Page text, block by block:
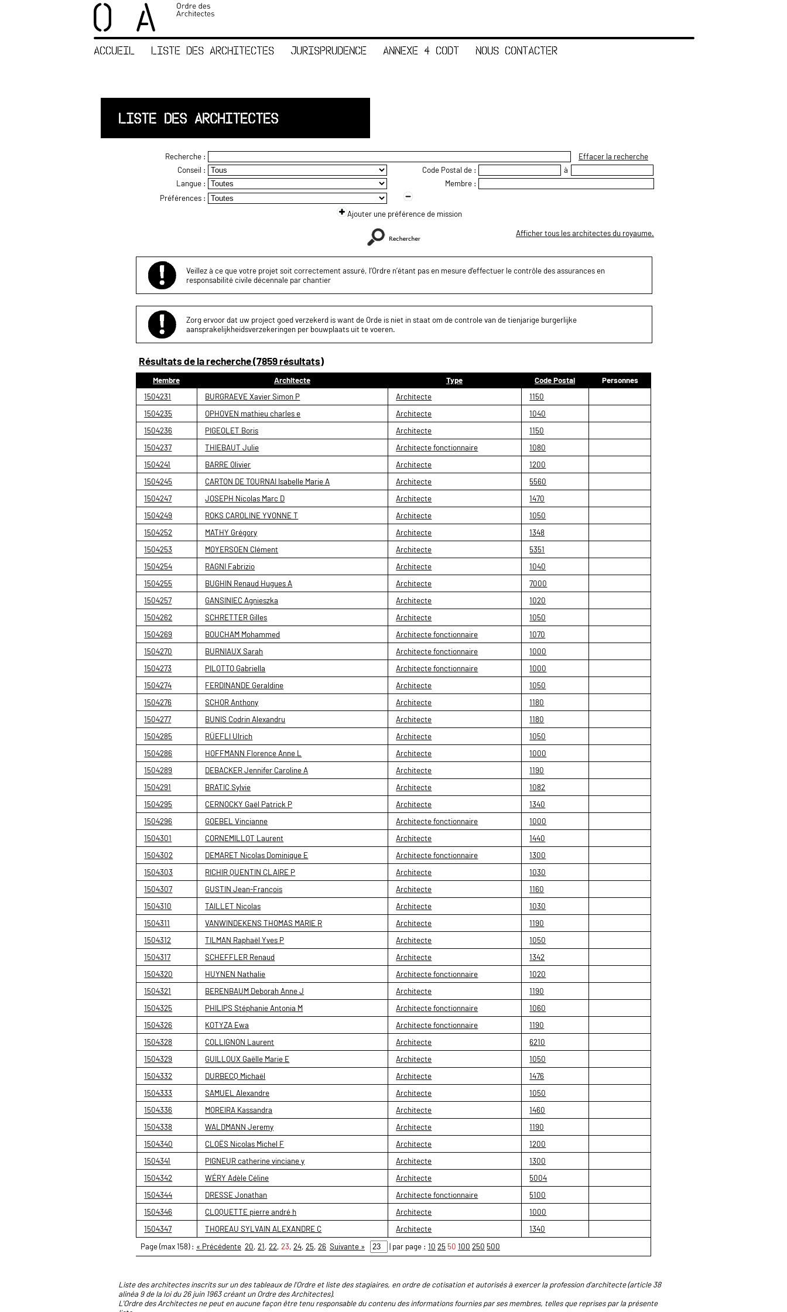
ACCUEIL LISTE DES ARCHITECTES JURISPRUDENCE ANNEXE 4 CODT NOUS CONTACTER
LISTE DES ARCHITECTES
Recherche :
Effacer la recherche
Conseil :
Code Postal de :
à
Langue :
Membre :
Préférences :
Ajouter une préférence de mission
Afficher tous les architectes du royaume.
Veillez à ce que votre projet soit correctement assuré, l’Ordre n’étant pas en mesure d’effectuer le contrôle des assurances en
responsabilité civile décennale par chantier
Zorg ervoor dat uw project goed verzekerd is want de Orde is niet in staat om de controle van de tienjarige burgerlijke
aansprakelijkheidsverzekeringen per bouwplaats uit te voeren.
Résultats de la recherche (7859 résultats)
Membre Architecte Type Code Postal
Personnes
1504231
BURGRAEVE Xavier Simon P Architecte
1150
1504235
OPHOVEN mathieu charles e Architecte
1040
1504236
PIGEOLET Boris Architecte
1150
1504237
THIEBAUT Julie Architecte fonctionnaire
1080
1504241
BARRE Olivier Architecte
1200
1504245
CARTON DE TOURNAI Isabelle Marie A Architecte
5560
1504247
JOSEPH Nicolas Marc D Architecte
1470
1504249
ROKS CAROLINE YVONNE T Architecte
1050
1504252
MATHY Grégory Architecte
1348
1504253
MOYERSOEN Clément Architecte
5351
1504254
RAGNI Fabrizio Architecte
1040
1504255
BUGHIN Renaud Hugues A Architecte
7000
1504257
GANSINIEC Agnieszka Architecte
1020
1504262
SCHRETTER Gilles Architecte
1050
1504269
BOUCHAM Mohammed Architecte fonctionnaire
1070
1504270
BURNIAUX Sarah Architecte fonctionnaire
1000
1504273
PILOTTO Gabriella Architecte fonctionnaire
1000
1504274
FERDINANDE Geraldine Architecte
1050
1504276
SCHOR Anthony Architecte
1180
1504277
BUNIS Codrin Alexandru Architecte
1180
1504285
RÜEFLI Ulrich Architecte
1050
1504286
HOFFMANN Florence Anne L Architecte
1000
1504289
DEBACKER Jennifer Caroline A Architecte
1190
1504291
BRATIC Sylvie Architecte
1082
1504295
CERNOCKY Gaël Patrick P Architecte
1340
1504296
GOEBEL Vincianne Architecte fonctionnaire
1000
1504301
CORNEMILLOT Laurent Architecte
1440
1504302
DEMARET Nicolas Dominique E Architecte fonctionnaire
1300
1504303
RICHIR QUENTIN CLAIRE P Architecte
1030
1504307
GUSTIN Jean-François Architecte
1160
1504310
TAILLET Nicolas Architecte
1030
1504311
VANWINDEKENS THOMAS MARIE R Architecte
1190
1504312
TILMAN Raphaël Yves P Architecte
1050
1504317
SCHEFFLER Renaud Architecte
1342
1504320
HUYNEN Nathalie Architecte fonctionnaire
1020
1504321
BERENBAUM Deborah Anne J Architecte
1190
1504325
PHILIPS Stéphanie Antonia M Architecte fonctionnaire
1060
1504326
KOTYZA Ewa Architecte fonctionnaire
1190
1504328
COLLIGNON Laurent Architecte
6210
1504329
GUILLOUX Gaëlle Marie E Architecte
1050
1504332
DURBECQ Michaël Architecte
1476
1504333
SAMUEL Alexandre Architecte
1050
1504336
MOREIRA Kassandra Architecte
1460
1504338
WALDMANN Jeremy Architecte
1190
1504340
CLOËS Nicolas Michel F Architecte
1200
1504341
PIGNEUR catherine vinciane y Architecte
1300
1504342
WÉRY Adèle Céline Architecte
5004
1504344
DRESSE Jonathan Architecte fonctionnaire
5100
1504346
CLOQUETTE pierre andré h Architecte
1000
1504347
THOREAU SYLVAIN ALEXANDRE C Architecte
1340
Page (max 158) : « Précédente 20, 21, 22, 23, 24, 25, 26 Suivante » | par page : 10 2550 100 250 500
Liste des architectes inscrits sur un des tableaux de l'Ordre et liste des stagiaires, en ordre de cotisation et autorisés à exercer la profession d'architecte (article 38
alinéa 9 de la loi du 26 juin 1963 créant un Ordre des Architectes).
L'Ordre des Architectes ne peut en aucune façon être tenu responsable du contenu des informations fournies par ses membres, telles que reprises par la présente